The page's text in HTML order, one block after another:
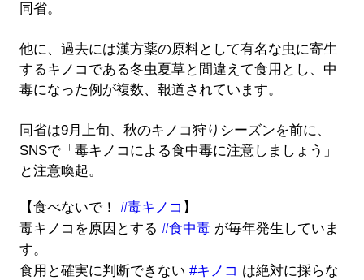
同省。
他に、過去には漢方薬の原料として有名な虫に寄生
するキノコである冬虫夏草と間違えて食用とし、中
毒になった例が複数、報道されています。
同省は9月上旬、秋のキノコ狩りシーズンを前に、
SNSで「毒キノコによる食中毒に注意しましょう」
と注意喚起。
【食べないで！ #毒キノコ 】
毒キノコを原因とする #食中毒が毎年発生していま
す。
食用と確実に判断できない #キノコ は絶対に採らな